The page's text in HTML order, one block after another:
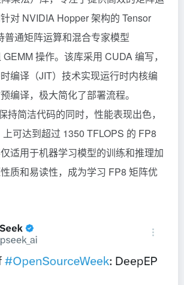
对 NVIDIA Hopper 架构的 Tensor
普通矩阵运算和混合专家模型
GEMM 操作。该库采用 CUDA 编写，
编译（JIT）技术实现运行时内核编
编译，极大简化了部署流程。
持简洁代码的同时，性能表现出色，
可达到超过 1350 TFLOPS 的 FP8
适用于机器学习模型的训练和推理加
质和易读性，成为学习 FP8 矩阵优